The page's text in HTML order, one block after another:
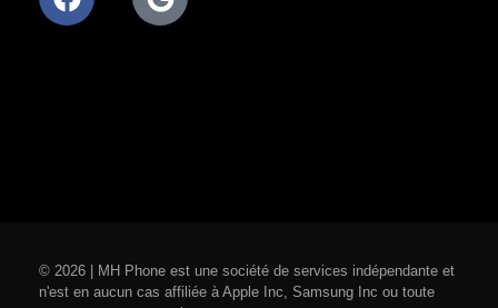
© 2026 | MH Phone est une société de services indépendante et
n'est en aucun cas affiliée à Apple Inc, Samsung Inc ou toute